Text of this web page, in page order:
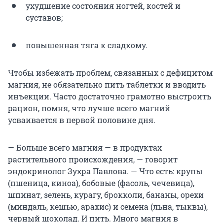
ухудшение состояния ногтей, костей и
суставов;
повышенная тяга к сладкому.
Чтобы избежать проблем, связанных с дефицитом
магния, не обязательно пить таблетки и вводить
инъекции. Часто достаточно грамотно выстроить
рацион, помня, что лучше всего магний
усваивается в первой половине дня.
— Больше всего магния — в продуктах
растительного происхождения, — говорит
эндокринолог Зухра Павлова. — Что есть: крупы
(пшеница, киноа), бобовые (фасоль, чечевица),
шпинат, зелень, курагу, брокколи, бананы, орехи
(миндаль, кешью, арахис) и семена (льна, тыквы),
черный шоколад. И пить. Много магния в